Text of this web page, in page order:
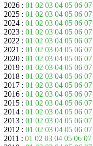
2026 : 01 02 03 04 05 06 07
2025 : 01 02 03 04 05 06 07
2024 : 01 02 03 04 05 06 07
2023 : 01 02 03 04 05 06 07
2022 : 01 02 03 04 05 06 07
2021 : 01 02 03 04 05 06 07
2020 : 01 02 03 04 05 06 07
2019 : 01 02 03 04 05 06 07
2018 : 01 02 03 04 05 06 07
2017 : 01 02 03 04 05 06 07
2016 : 01 02 03 04 05 06 07
2015 : 01 02 03 04 05 06 07
2014 : 01 02 03 04 05 06 07
2013 : 01 02 03 04 05 06 07
2012 : 01 02 03 04 05 06 07
2011 : 01 02 03 04 05 06 07